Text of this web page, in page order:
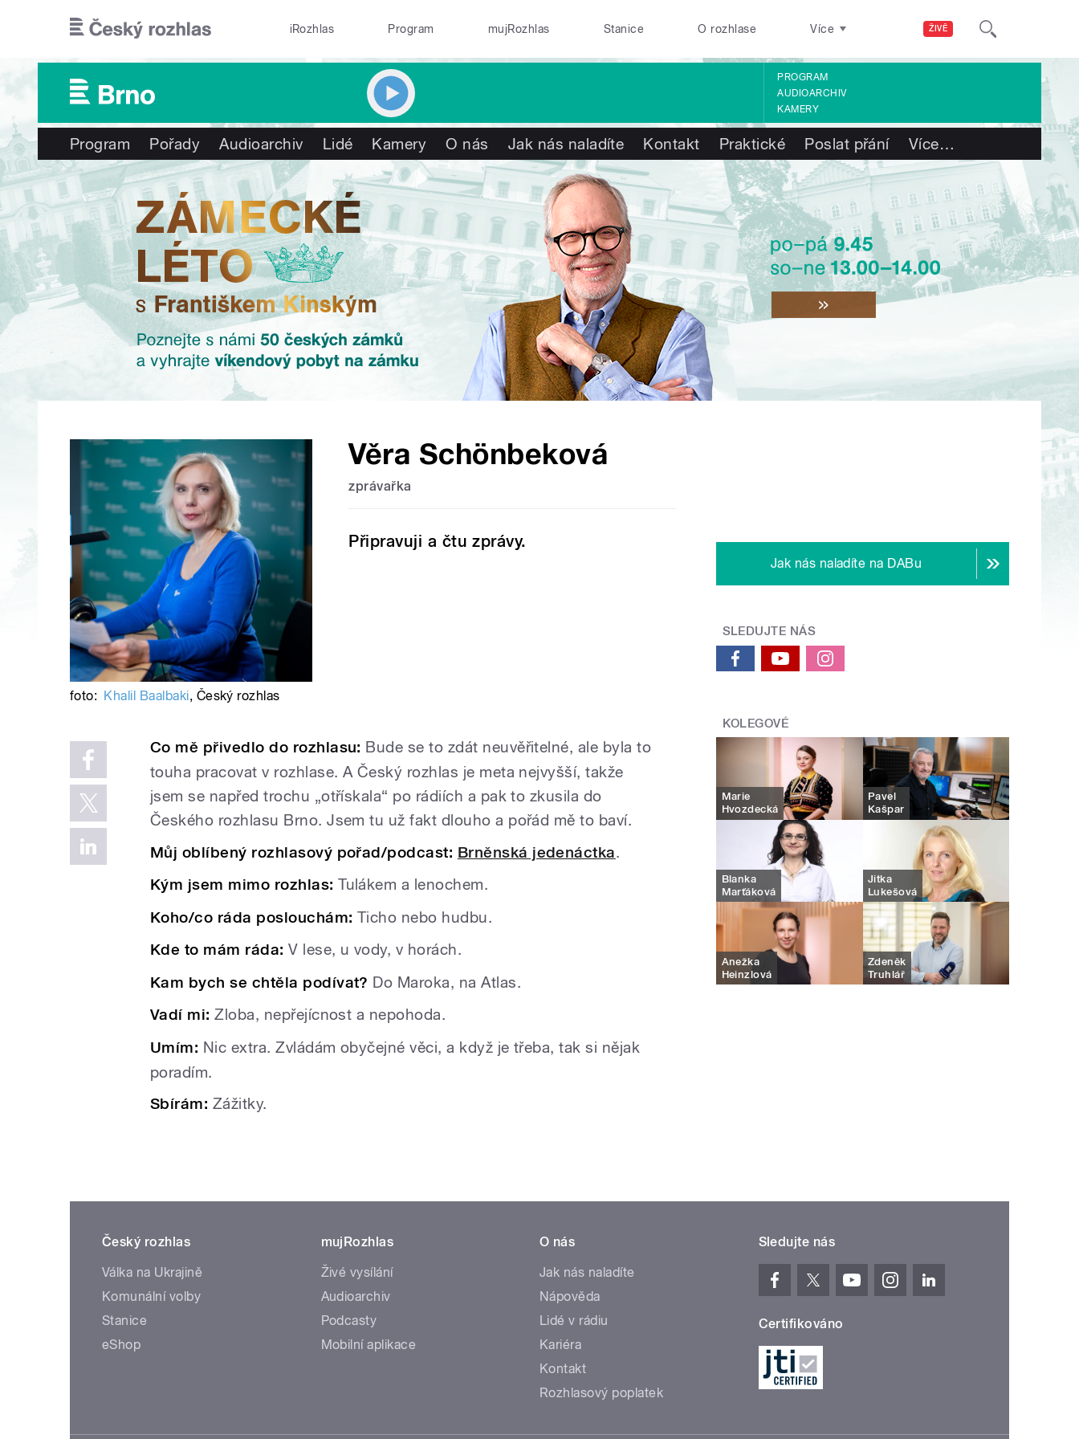
ŽIVĚ
iRozhlas Program mujRozhlas Stanice O rozhlase Více
PROGRAM
AUDIOARCHIV
KAMERY
Program Pořady Audioarchiv Lidé Kamery O nás Jak nás naladíte Kontakt Praktické Poslat přání Více…
Věra Schönbeková
zprávařka
Připravuji a čtu zprávy.
foto: Khalil Baalbaki, Český rozhlas
Co mě přivedlo do rozhlasu: Bude se to zdát neuvěřitelné, ale byla to
touha pracovat v rozhlase. A Český rozhlas je meta nejvyšší, takže
jsem se napřed trochu „otřískala“ po rádiích a pak to zkusila do
Českého rozhlasu Brno. Jsem tu už fakt dlouho a pořád mě to baví.
Můj oblíbený rozhlasový pořad/podcast: Brněnská jedenáctka.
Kým jsem mimo rozhlas: Tulákem a lenochem.
Koho/co ráda poslouchám: Ticho nebo hudbu.
Kde to mám ráda: V lese, u vody, v horách.
Kam bych se chtěla podívat? Do Maroka, na Atlas.
Vadí mi: Zloba, nepřejícnost a nepohoda.
Umím: Nic extra. Zvládám obyčejné věci, a když je třeba, tak si nějak
poradím.
Sbírám: Zážitky.
Jak nás naladíte na DABu
SLEDUJTE NÁS
KOLEGOVÉ
Marie
Hvozdecká
Pavel
Kašpar
Blanka
Marťáková
Jitka
Lukešová
Anežka
Heinzlová
Zdeněk
Truhlář
Český rozhlas
Válka na Ukrajině
Komunální volby
Stanice
eShop
mujRozhlas
Živé vysílání
Audioarchiv
Podcasty
Mobilní aplikace
O nás
Jak nás naladíte
Nápověda
Lidé v rádiu
Kariéra
Kontakt
Rozhlasový poplatek
Sledujte nás
Certifikováno